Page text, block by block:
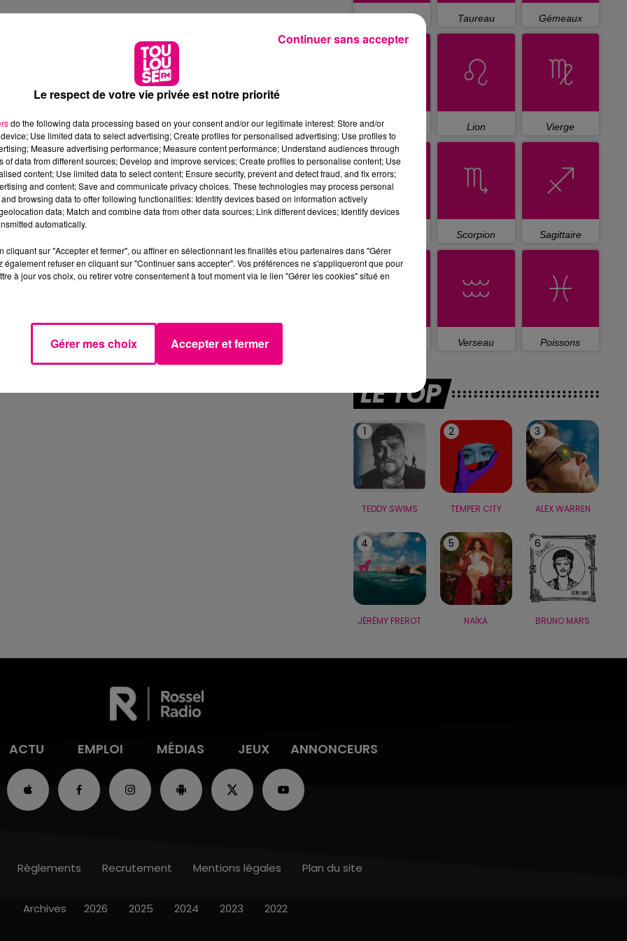
Taureau Gémeaux
Cancer Lion Vierge
Scorpion Sagittaire
Verseau Poissons
LE TOP
1
TEDDY SWIMS
2
TEMPER CITY
3
ALEX WARREN
4
JÉRÉMY FREROT
5
NAÏKA
6
BRUNO MARS
ACTU EMPLOI MÉDIAS JEUX ANNONCEURS
Règlements Recrutement Mentions légales Plan du site
Archives 2026 2025 2024 2023 2022
Le respect de votre vie privée est notre priorité
do the following data processing based on your consent and/or our legitimate interest: Store and/or
Use limited data to select advertising; Create profiles for personalised advertising; Use profiles to
Measure advertising performance; Measure content performance; Understand audiences through
of data from different sources; Develop and improve services; Create profiles to personalise content; Use
content; Use limited data to select content; Ensure security, prevent and detect fraud, and fix errors;
and content; Save and communicate privacy choices. These technologies may process personal
browsing data to offer following functionalities: Identify devices based on information actively
data; Match and combine data from other data sources; Link different devices; Identify devices
automatically.
cliquant sur "Accepter et fermer", ou affiner en sélectionnant les finalités et/ou partenaires dans "Gérer
également refuser en cliquant sur "Continuer sans accepter". Vos préférences ne s'appliqueront que pour
à jour vos choix, ou retirer votre consentement à tout moment via le lien "Gérer les cookies" situé en
Gérer mes choix Accepter et fermer
Continuer sans accepter